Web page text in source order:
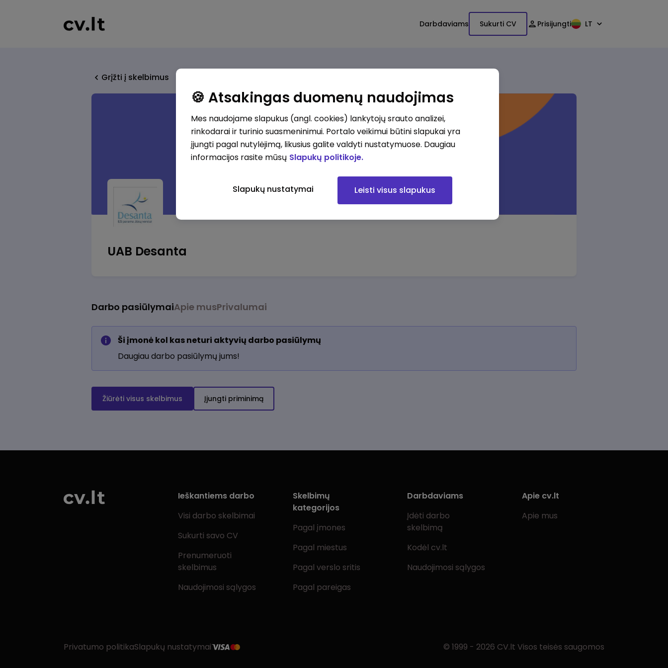
Darbdaviams Sukurti CV Prisijungti LT
Grįžti į skelbimus
UAB Desanta
Darbo pasiūlymaiApie musPrivalumai
Ši įmonė kol kas neturi aktyvių darbo pasiūlymų
Daugiau darbo pasiūlymų jums!
Žiūrėti visus skelbimus Įjungti priminimą
Ieškantiems darbo
Visi darbo skelbimai
Sukurti savo CV
Prenumeruoti
skelbimus
Naudojimosi sąlygos
Skelbimų
kategorijos
Pagal įmones
Pagal miestus
Pagal verslo sritis
Pagal pareigas
Darbdaviams
Įdėti darbo
skelbimą
Kodėl cv.lt
Naudojimosi sąlygos
Apie cv.lt
Apie mus
Privatumo politikaSlapukų nustatymai © 1999 - 2026 CV.lt Visos teisės saugomos
🍪 Atsakingas duomenų naudojimas
Mes naudojame slapukus (angl. cookies) lankytojų srauto analizei,
rinkodarai ir turinio suasmeninimui. Portalo veikimui būtini slapukai yra
įjungti pagal nutylėjimą, likusius galite valdyti nustatymuose. Daugiau
informacijos rasite mūsų Slapukų politikoje.
Slapukų nustatymai Leisti visus slapukus